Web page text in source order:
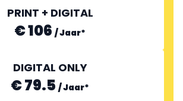
PRINT + DIGITAL
€ 106 /Jaar*
DIGITAL ONLY
€ 79.5 /Jaar*